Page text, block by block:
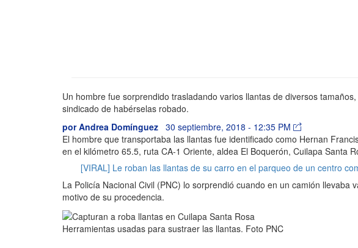
Un hombre fue sorprendido trasladando varios llantas de diversos
sindicado de habérselas robado.
porAndrea Domínguez 30 septiembre, 2018 - 12:35 PM
El hombre que transportaba las llantas fue identificado como Hernan
en el kilómetro 65.5, ruta CA-1 Oriente, aldea El Boquerón, Cuilapa Santa
[VIRAL] Le roban las llantas de su carro en el parqueo de un centro
La Policía Nacional Civil (PNC) lo sorprendió cuando en un camión llevaba
motivo de su procedencia.
Herramientas usadas para sustraer las llantas. Foto PNC